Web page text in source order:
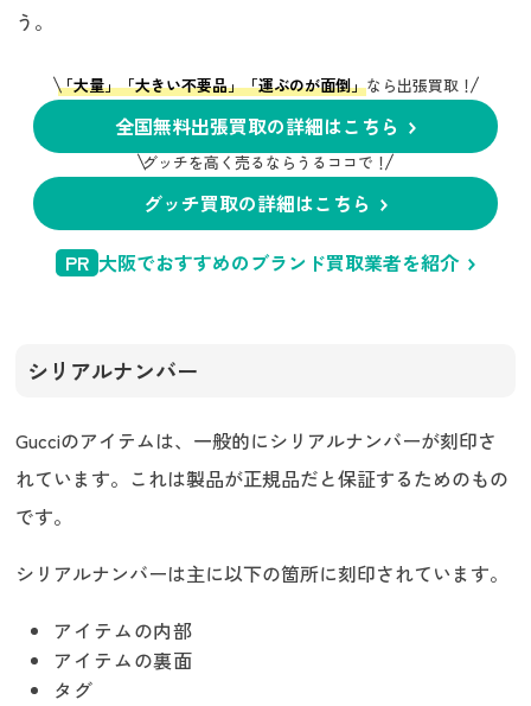
う。
「大量」「大きい不要品」「運ぶのが面倒」なら出張買取！
全国無料出張買取の詳細はこちら
グッチを高く売るならうるココで！
グッチ買取の詳細はこちら
PR 大阪でおすすめのブランド買取業者を紹介
シリアルナンバー
Gucciのアイテムは、一般的にシリアルナンバーが刻印さ
れています。これは製品が正規品だと保証するためのもの
です。
シリアルナンバーは主に以下の箇所に刻印されています。
アイテムの内部
アイテムの裏面
タグ